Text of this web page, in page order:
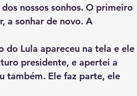
nossos sonhos. O primeiro
a sonhar de novo. A
presidente, e apertei a
também. Ele faz parte, ele